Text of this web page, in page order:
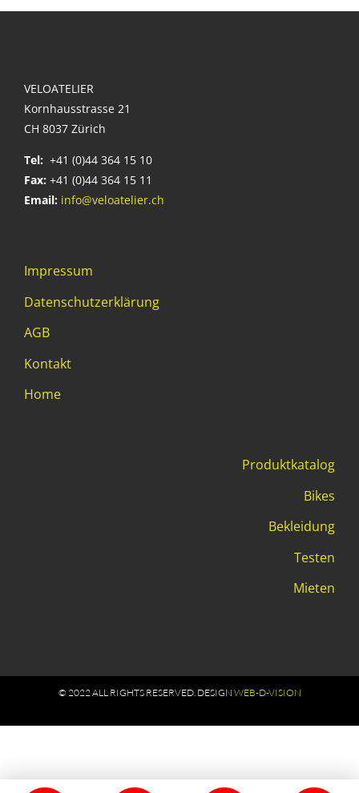
VELOATELIER
Kornhausstrasse 21
CH 8037 Zürich
Tel: +41 (0)44 364 15 10
Fax: +41 (0)44 364 15 11
Email: info@veloatelier.ch
Impressum
Datenschutzerklärung
AGB
Kontakt
Home
Produktkatalog
Bikes
Bekleidung
Testen
Mieten
© 2022 ALL RIGHTS RESERVED​. DESIGN WEB-D-VISION